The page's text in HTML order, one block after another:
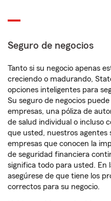
Seguro de negocios
Tanto si su negocio apenas
creciendo o madurando,
opciones inteligentes para
Su seguro de negocios
empresas, una póliza de
de salud individual o incluso
que usted, nuestros agentes
empresas que conocen la
de seguridad financiera
significa todo para usted. En
asegúrese de que tiene los
correctos para su negocio.